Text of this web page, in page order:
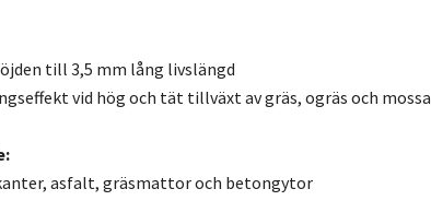
till 3,5 mm lång livslängd
vid hög och tät tillväxt av gräs, ogräs och mossa
asfalt, gräsmattor och betongytor